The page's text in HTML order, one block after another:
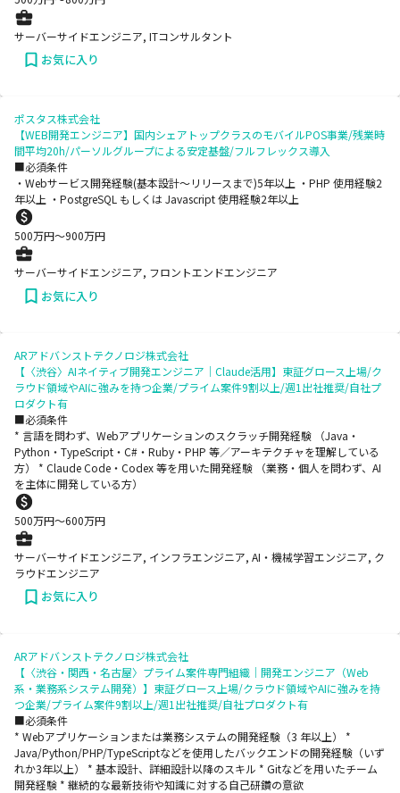
サーバーサイドエンジニア, ITコンサルタント
お気に入り
ポスタス株式会社
【WEB開発エンジニア】国内シェアトップクラスのモバイルPOS事業/残業時
間平均20h/パーソルグループによる安定基盤/フルフレックス導入
■必須条件
・Webサービス開発経験(基本設計〜リリースまで)5年以上 ・PHP 使用経験2
年以上 ・PostgreSQL もしくは Javascript 使用経験2年以上
500万円〜900万円
サーバーサイドエンジニア, フロントエンドエンジニア
お気に入り
ARアドバンストテクノロジ株式会社
【〈渋谷〉AIネイティブ開発エンジニア｜Claude活用】東証グロース上場/ク
ラウド領域やAIに強みを持つ企業/プライム案件9割以上/週1出社推奨/自社プ
ロダクト有
■必須条件
* 言語を問わず、Webアプリケーションのスクラッチ開発経験 （Java・
Python・TypeScript・C#・Ruby・PHP 等／アーキテクチャを理解している
方） * Claude Code・Codex 等を用いた開発経験 （業務・個人を問わず、AI
を主体に開発している方）
500万円〜600万円
サーバーサイドエンジニア, インフラエンジニア, AI・機械学習エンジニア, ク
ラウドエンジニア
お気に入り
ARアドバンストテクノロジ株式会社
【〈渋谷・関西・名古屋〉プライム案件専門組織｜開発エンジニア（Web
系・業務系システム開発）】東証グロース上場/クラウド領域やAIに強みを持
つ企業/プライム案件9割以上/週1出社推奨/自社プロダクト有
■必須条件
* Webアプリケーションまたは業務システムの開発経験（3 年以上） *
Java/Python/PHP/TypeScriptなどを使用したバックエンドの開発経験（いず
れか3年以上） * 基本設計、詳細設計以降のスキル * Gitなどを用いたチーム
開発経験 * 継続的な最新技術や知識に対する自己研鑽の意欲